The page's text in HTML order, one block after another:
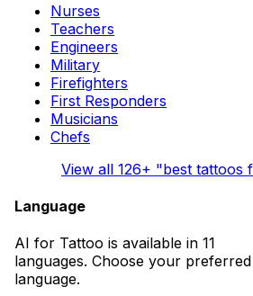
Nurses
Teachers
Engineers
Military
Firefighters
First Responders
Musicians
Chefs
View all 126+ "best tattoos
Language
AI for Tattoo is available in 11
languages. Choose your preferred
language.